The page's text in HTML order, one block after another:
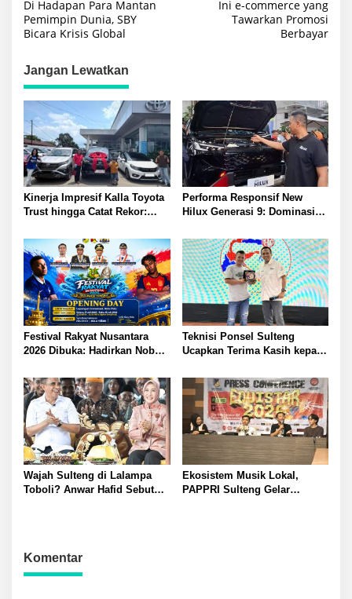
pos
Di Hadapan Para Mantan
Pemimpin Dunia, SBY
Bicara Krisis Global
Ini e-commerce yang
Tawarkan Promosi
Berbayar
Jangan Lewatkan
Kinerja Impresif Kalla Toyota
Trust hingga Catat Rekor:
Baru Meningkat
Performa Responsif New
Hilux Generasi 9: Dominasi
Kuat
Festival Rakyat Nusantara
2026 Dibuka: Hadirkan Nobar
Hiburan Meriah di Palu
Teknisi Ponsel Sulteng
Ucapkan Terima Kasih kepada
Indonesia
Wajah Sulteng di Lalampa
Toboli? Anwar Hafid Sebut
Ekosistem Musik Lokal,
PAPPRI Sulteng Gelar
Komentar